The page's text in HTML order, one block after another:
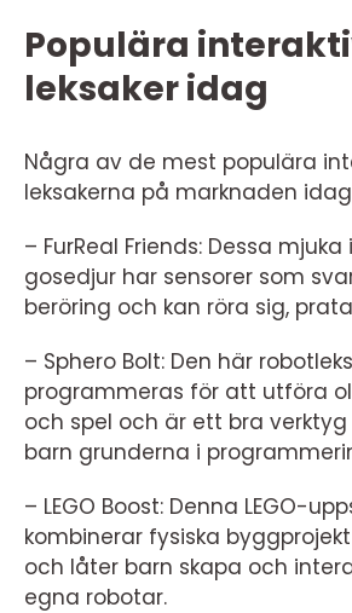
Populära
leksaker idag
Några av de mest populära
leksakerna på marknaden
– FurReal Friends: Dessa
gosedjur har sensorer som
beröring och kan röra sig,
– Sphero Bolt: Den här
programmeras för att utföra
och spel och är ett bra
barn grunderna i
– LEGO Boost: Denna LEGO-
kombinerar fysiska
och låter barn skapa och
egna robotar.